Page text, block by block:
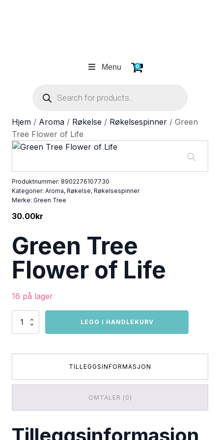
Menu 0
Products
search
Hjem / Aroma / Røkelse / Røkelsespinner / Green
Tree Flower of Life
Produktnummer: 8902276107730
Kategorier: Aroma, Røkelse, Røkelsespinner
Merke: Green Tree
30.00kr
Green Tree
Flower of Life
16 på lager
Green
Life
LEGG I HANDLEKURV
TILLEGGSINFORMASJON
OMTALER (0)